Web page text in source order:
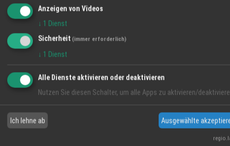
18 °C
Mäßig Bewölkt
06:12 44 % N 6 km/h 20:55
DI
Anzeigen von Videos
↓ 1 Dienst
Sicherheit (immer erforderlich)
↓ 1 Dienst
Alle Dienste aktivieren oder deaktivieren
Nutzen Sie diesen Schalter, um alle Apps zu aktivieren/
Ich lehne ab Ausgewählte